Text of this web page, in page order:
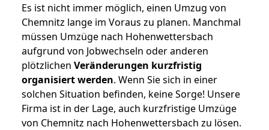
Es ist nicht immer möglich, einen Umzug von
Chemnitz lange im Voraus zu planen. Manchmal
müssen Umzüge nach Hohenwettersbach
aufgrund von Jobwechseln oder anderen
plötzlichen Veränderungen kurzfristig
organisiert werden. Wenn Sie sich in einer
solchen Situation befinden, keine Sorge! Unsere
Firma ist in der Lage, auch kurzfristige Umzüge
von Chemnitz nach Hohenwettersbach zu lösen.